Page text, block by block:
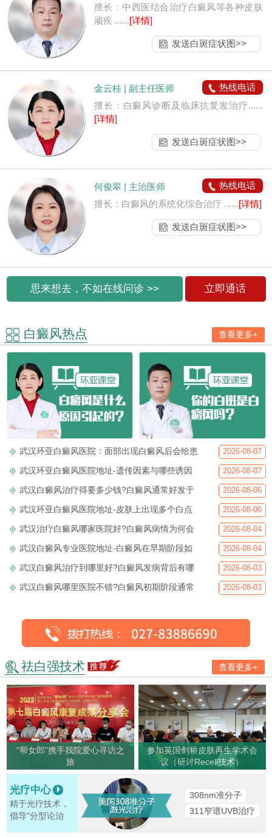
擅长：中西医结合治疗白癜风等各种皮肤
顽疾 ......[详情]
发送白斑症状图>>
金云桂 | 副主任医师
热线电话
擅长：白癜风诊断及临床抗复发治疗......
[详情]
发送白斑症状图>>
何俊翠 | 主治医师
热线电话
擅长：白癜风的系统化综合治疗 ......[详情]
发送白斑症状图>>
思来想去，不如在线问诊 >> 立即通话
白癜风热点 查看更多+
武汉环亚白癜风医院：面部出现白癜风后会给患 2026-08-07
武汉环亚白癜风医院地址-遗传因素与哪些诱因 2026-08-07
武汉白癜风治疗得要多少钱?白癜风通常好发于 2026-08-06
武汉环亚白癜风医院地址-皮肤上出现多个白点 2026-08-06
武汉治疗白癜风哪家医院好?白癜风病情为何会 2026-08-04
武汉白癜风专业医院地址-白癜风在早期阶段如 2026-08-04
武汉白癜风治疗到哪里好?白癜风发病背后有哪 2026-08-03
武汉白癜风哪里医院不错?白癜风初期阶段通常 2026-08-03
祛白强技术 查看更多+
"帮女郎"携手我院爱心寻访之
旅
参加英国剑桥皮肤再生学术会
议（研讨Recell技术）
光疗中心
精于光疗技术，
倡导"分型论治
308nm准分子
311窄谱UVB治疗